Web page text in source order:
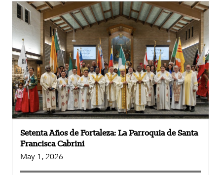
Setenta Años de Fortaleza: La Parroquia de Santa
Francisca Cabrini
May 1, 2026